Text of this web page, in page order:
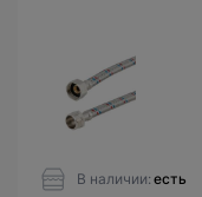
В наличии: есть